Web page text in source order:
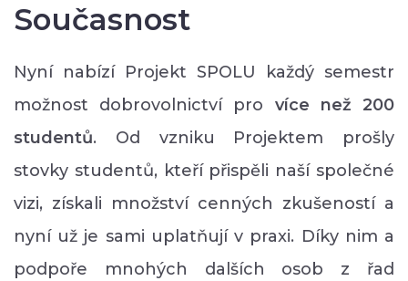
Současnost
Nyní nabízí Projekt SPOLU každý semestr
možnost dobrovolnictví pro více než 200
studentů. Od vzniku Projektem prošly
stovky studentů, kteří přispěli naší společné
vizi, získali množství cenných zkušeností a
nyní už je sami uplatňují v praxi. Díky nim a
podpoře mnohých dalších osob z řad